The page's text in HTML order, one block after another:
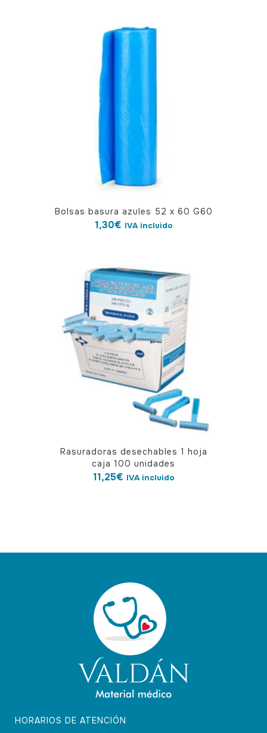
Bolsas basura azules 52 x 60 G60
1,30€ IVA incluido
Rasuradoras desechables 1 hoja
caja 100 unidades
11,25€ IVA incluido
HORARIOS DE ATENCIÓN